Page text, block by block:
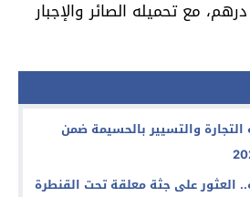
20 ألف درهم، مع تحميله الصائر والإجبار
والتسيير بالحسيمة ضمن
على جثة معلقة تحت القنطرة